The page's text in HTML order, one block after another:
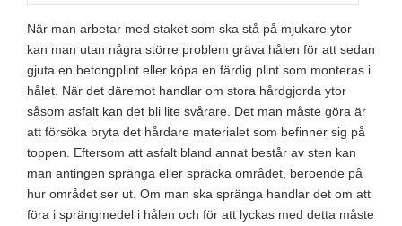
När man arbetar med staket som ska stå på mjukare ytor
kan man utan några större problem gräva hålen för att sedan
gjuta en betongplint eller köpa en färdig plint som monteras i
hålet. När det däremot handlar om stora hårdgjorda ytor
såsom asfalt kan det bli lite svårare. Det man måste göra är
att försöka bryta det hårdare materialet som befinner sig på
toppen. Eftersom att asfalt bland annat består av sten kan
man antingen spränga eller spräcka området, beroende på
hur området ser ut. Om man ska spränga handlar det om att
föra i sprängmedel i hålen och för att lyckas med detta måste